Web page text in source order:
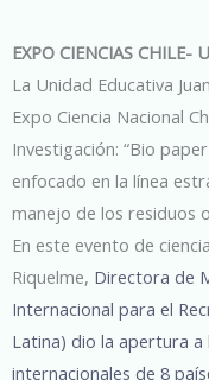
EXPO CIENCIAS CHILE-
La Unidad Educativa
Expo Ciencia Nacional
Investigación: “Bio
enfocado en la línea
manejo de los residuos
En este evento de
Riquelme, Directora de
Internacional para el
Latina) dio la apertura
internacionales de 8